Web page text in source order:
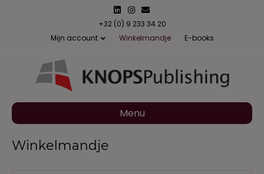
n
n
s
a
m
m
a
l
+32 (0) 9 233 34 20
Mijn account
Winkelmandje E-books
Menu
Winkelmandje